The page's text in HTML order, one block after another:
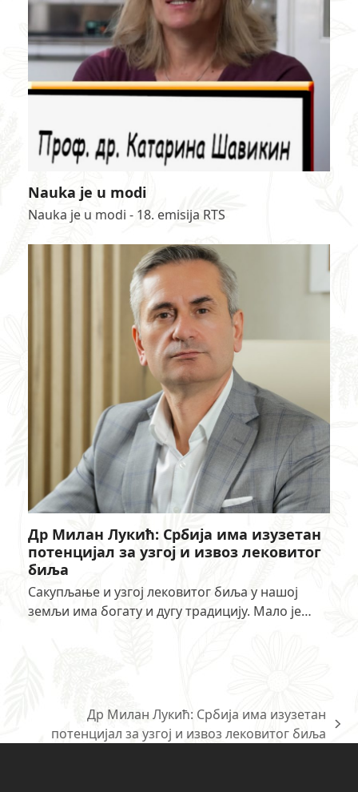
Nauka je u modi
Nauka je u modi - 18. emisija RTS
Др Милан Лукић: Србија има изузетан
потенцијал за узгој и извоз лековитог
биља
Сакупљање и узгој лековитог биља у нашој
земљи има богату и дугу традицију. Мало је…
next
Др Милан Лукић: Србија има изузетан
потенцијал за узгој и извоз лековитог биља